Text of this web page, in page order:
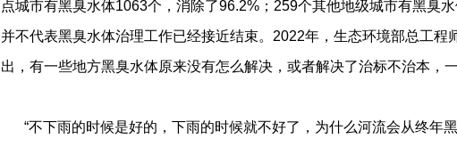
点城市有黑臭水体1063个，消除了96.2%；259个其他地级城市有黑臭
并不代表黑臭水体治理工作已经接近结束。2022年，生态环境部总工
出，有一些地方黑臭水体原来没有怎么解决，或者解决了治标不治本，一
“不下雨的时候是好的，下雨的时候就不好了，为什么河流会从终年